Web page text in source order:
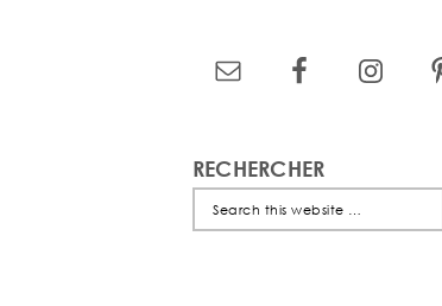
RECHERCHER